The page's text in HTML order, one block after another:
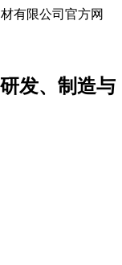
有限公司官方网
发、制造与